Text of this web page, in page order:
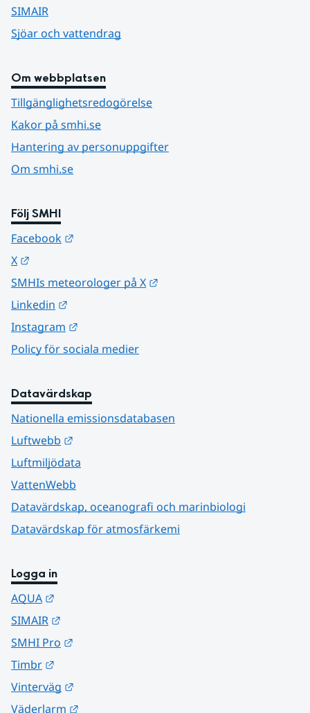
SIMAIR
Sjöar och vattendrag
Om webbplatsen
Tillgänglighetsredogörelse
Kakor på smhi.se
Hantering av personuppgifter
Om smhi.se
Följ SMHI
Facebook
X
SMHIs meteorologer på X
Linkedin
Instagram
Policy för sociala medier
Datavärdskap
Nationella emissionsdatabasen
Luftwebb
Luftmiljödata
VattenWebb
Datavärdskap, oceanografi och marinbiologi
Datavärdskap för atmosfärkemi
Logga in
AQUA
SIMAIR
SMHI Pro
Timbr
Vinterväg
Väderlarm